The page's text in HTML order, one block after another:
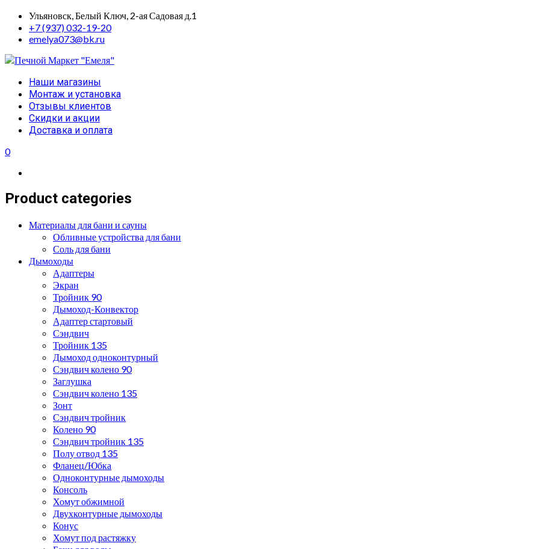
Skip
content
Ульяновск, Белый Ключ, 2-ая Садовая д.1
+7 (937) 032-19-20
emelya073@bk.ru
Primary
Menu
Наши магазины
Монтаж и установка
Отзывы клиентов
Скидки и акции
Доставка и оплата
0
Product categories
Материалы для бани и сауны
Обливные устройства для бани
Соль для бани
Дымоходы
Адаптеры
Экран
Тройник 90
Дымоход-Конвектор
Адаптер стартовый
Сэндвич
Тройник 135
Дымоход одноконтурный
Сэндвич колено 90
Заглушка
Сэндвич колено 135
Зонт
Сэндвич тройник
Колено 90
Сэндвич тройник 135
Полу отвод 135
Фланец/Юбка
Одноконтурные дымоходы
Консоль
Хомут обжимной
Двухконтурные дымоходы
Конус
Хомут под растяжку